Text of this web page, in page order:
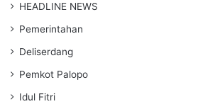
HEADLINE NEWS
Pemerintahan
Deliserdang
Pemkot Palopo
Idul Fitri